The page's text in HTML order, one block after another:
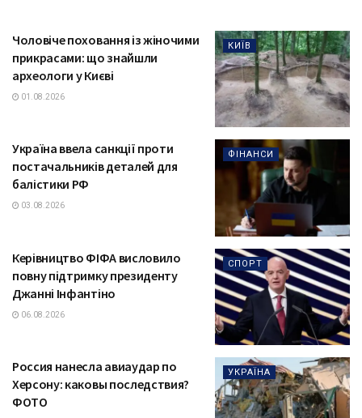
КИЇВ
Чоловіче поховання із жіночими
прикрасами: що знайшли
археологи у Києві
01.08.2026
ФІНАНСИ
Україна ввела санкції проти
постачальників деталей для
балістики РФ
03.08.2026
СПОРТ
Керівництво ФІФА висловило
повну підтримку президенту
Джанні Інфантіно
06.08.2026
УКРАЇНА
Россия нанесла авиаудар по
Херсону: каковы последствия?
ФОТО